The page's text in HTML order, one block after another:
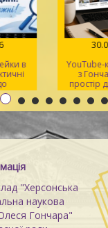
в
YouTube-
з
простір
та
"Херсонська
наукова
Гончара"